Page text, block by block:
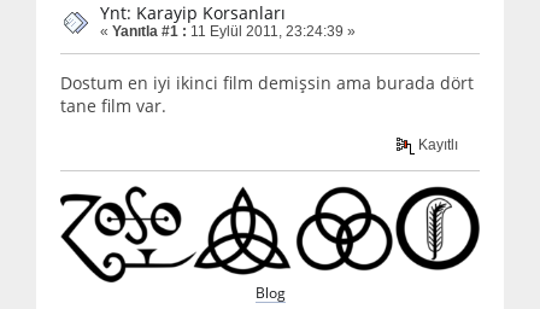
Ynt: Karayip Korsanları
« Yanıtla #1 : 11 Eylül 2011, 23:24:39 »
Dostum en iyi ikinci film demişsin ama burada dört
tane film var.
Kayıtlı
Blog